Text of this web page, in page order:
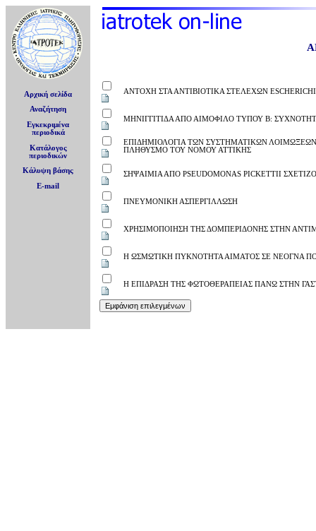
Αρχική σελίδα
Αναζήτηση
Εγκεκριμένα
περιοδικά
Κατάλογος
περιοδικών
Κάλυψη βάσης
E-mail
ΑΝΤΟΧΗ ΣΤΑ ΑΝΤΙΒΙΟΤΙΚΑ ΣΤΕΛΕΧΩΝ
ΜΗΝΙΓΓΙΤΙΔΑ ΑΠΟ ΑΙΜΟΦΙΛΟ ΤΥΠΟΥ B:
ΕΠΙΔΗΜΙΟΛΟΓΙΑ ΤΩΝ ΣΥΣΤΗΜΑΤΙΚΩΝ ΛΟΙΜΩΞΕΩΝ
ΠΛΗΘΥΣΜΟ ΤΟΥ ΝΟΜΟΥ ΑΤΤΙΚΗΣ
ΣΗΨΑΙΜΙΑ ΑΠΟ PSEUDOMONAS PICKETTII
ΠΝΕΥΜΟΝΙΚΗ ΑΣΠΕΡΓΙΛΛΩΣΗ
ΧΡΗΣΙΜΟΠΟΙΗΣΗ ΤΗΣ ΔΟΜΠΕΡΙΔΟΝΗΣ ΣΤΗΝ
Η ΩΣΜΩΤΙΚΗ ΠΥΚΝΟΤΗΤΑ ΑΙΜΑΤΟΣ ΣΕ ΝΕΟΓΝΑ
Η ΕΠΙΔΡΑΣΗ ΤΗΣ ΦΩΤΟΘΕΡΑΠΕΙΑΣ ΠΑΝΩ ΣΤΗΝ